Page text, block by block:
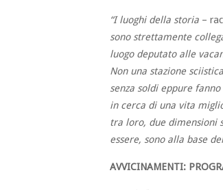
“I luoghi della storia –
sono strettamente
luogo deputato alle
Non una stazione
senza soldi eppure
in cerca di una vita
tra loro, due dimensioni
essere, sono alla base
AVVICINAMENTI: